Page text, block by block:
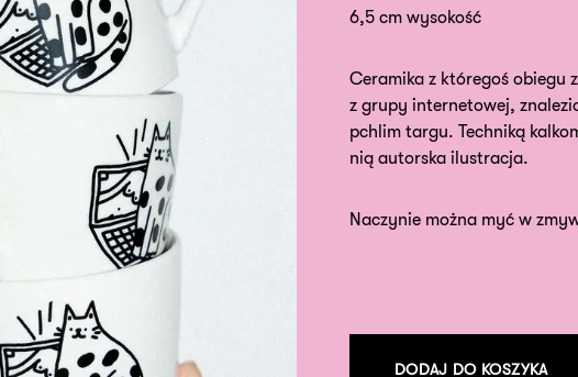
6,5 cm wysokość
Ceramika z któregoś obiegu
z grupy internetowej,
pchlim targu. Techniką
nią autorska ilustracja.
Naczynie można myć w
DODAJ DO KOSZYKA